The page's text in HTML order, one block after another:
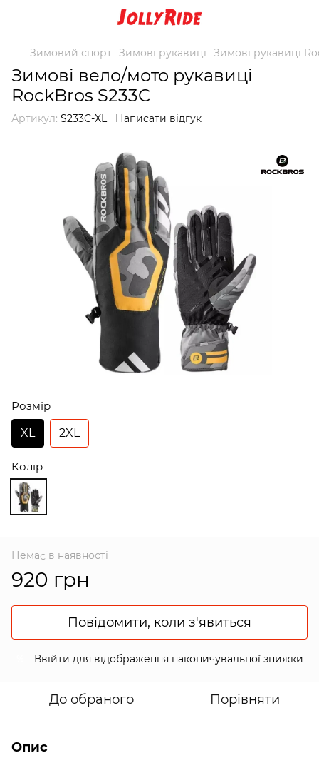
Зимовий спорт Зимові рукавиці Зимові рукавиці
Зимові вело/мото рукавиці
RockBros S233C
Артикул: S233C-XL Написати відгук
Розмір
XL
2XL
Колір
Немає в наявності
920 грн
Повідомити, коли з'явиться
Ввійти для відображення накопичувальної знижки
До обраного Порівняти
Опис